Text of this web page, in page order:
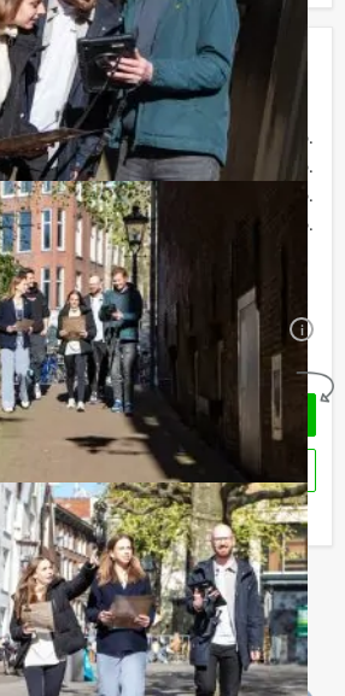
€ 62,50 p.p.
€ 59,50 p.p.
€ 56,50 p.p.
€ 54,50 p.p.
BTW
minuten
personen i
Geheel vrijblijvend
AANVRAGEN
een vraag over dit uitje
kiezen?